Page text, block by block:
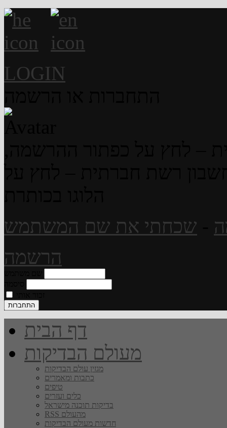
LOGIN
שכחתי את שם המשתמש
הרשמה
דף הבית
מעולם הבדיקות
מגזין עולם הבדיקות
כתבות ומאמרים
טיפים
כלים ועזרים
בדיקות תוכנה מישראל
RSS מהעולם
חדשות מעולם הבדיקות